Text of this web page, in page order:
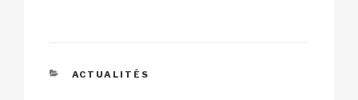
CATÉGORIES
ACTUALITÉS